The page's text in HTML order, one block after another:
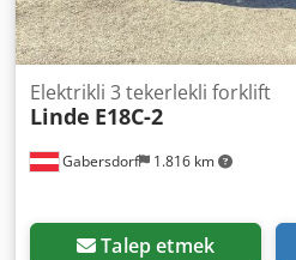
Gabersdorf 1.816 km
Elektrikli 3 tekerlekli forklift
Linde E18C-2
Talep etmek